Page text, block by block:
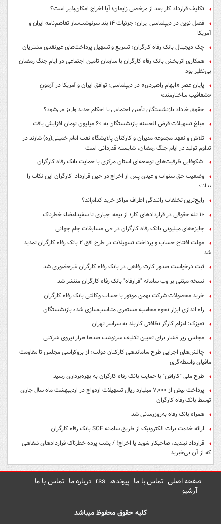
تکلیف قرارداد کار بعد از مرخصی زایمان؛ آیا اخراج امکان‌پذیر است؟
فصل نوین در دیپلماسی ایران؛ جزئیات ۱۴ بند سرنوشت‌ساز تفاهم‌نامه ایران و
آمریکا
چک دیجیتال بانک رفاه کارگران؛ تسریع و تسهیل پرداخت‌های غیرنقدی مشتریان
همکاری اثربخش بانک رفاه کارگران با سازمان تامین اجتماعی در ایام جنگ رمضان
بی‌نظیر بود
پایان عصرِ «ابهام راهبردی» در دیپلماسی؛ توافق ایران و آمریکا در آزمونِ
«شفافیتِ ساختارمند»
حقوق خرداد بازنشستگان تأمین اجتماعی با احکام جدید واریز می‌شود؟
مبلغ تسهیلات قرض الحسنه بازنشستگان به ۶۰ میلیون تومان افزایش یافت
تلاش و تعهد مجموعه مدیران و کارکنان پالایشگاه نفت امام خمینی(ره) شازند در
تداوم تولید در ایام جنگ رمضان، شایسته قدردانی است
شکوفایی ظرفیت‌های توسعه‌ای استان مرکزی با حمایت بانک رفاه کارگران
وضعیت حق سنوات و عیدی پس از اخراج در حین قرارداد؛ کارگران این نکات را
بدانند
رایج‌ترین تخلفات رانندگی اطراف مراکز خرید کدام‌اند؟
۱۰ تله حقوقی در قراردادهای کار؛ از بیمه اجباری تا سفیدامضاء خطرناک
جایزه‌های میلیونی بانک رفاه کارگران در طی مسابقات جام جهانی
مهلت افتتاح حساب و پرداخت تسهیلات در طرح افق ۲ بانک رفاه کارگران تمدید
شد
ثبت درخواست صدور کارت رفاهی در بانک رفاه کارگران غیرحضوری شد
نسخه مبتنی بر وب سامانه "فرارفاه" بانک رفاه کارگران منتشر شد
خرید محصولات شرکت بهمن موتور با حساب وکالتی بانک رفاه کارگران
راه اندازی ابزار نحوه محاسبه مستمری متناسب‌سازی شده بازنشستگان
تمیزک: اعزام کارگر نظافتی کاربلد به سراسر تهران
مجلس زیر فشار برای تعیین تکلیف سرنوشت صدها هزار نیروی شرکتی
چالش‌های اجرایی طرح ساماندهی کارکنان دولت؛ از بروکراسی مجلس تا مقاومت
مافیای واسطه‌گری
طرح ملی "کارافن" با حمایت بانک رفاه کارگران به بهره‌برداری رسید
پرداخت بیش از ۷,۰۰۰ میلیارد ریال تسهیلات ازدواج در اردیبهشت ماه سال جاری
توسط بانک رفاه کارگران
همراه بانک رفاه به‌روزرسانی شد
ارائه خدمت برات الکترونیک از طریق سامانه SCF بانک رفاه کارگران
قرارداد نبندید، صاحبکار شوید یا اخراج! / پشت پرده خطرناک قراردادهای شفاهی
که از آن بی‌خبرید
صفحه اصلی تماس با ما پیوندها rss درباره ما تماس با ما
آرشیو
کلیه حقوق محفوظ میباشد